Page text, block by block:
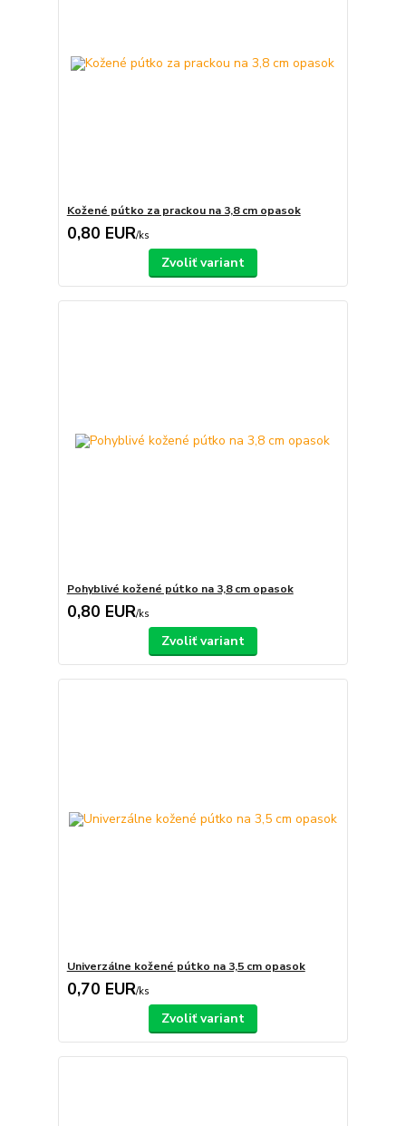
Kožené pútko za prackou na 3,8 cm opasok
0,80 EUR/ks
Zvoliť variant
Pohyblivé kožené pútko na 3,8 cm opasok
0,80 EUR/ks
Zvoliť variant
Univerzálne kožené pútko na 3,5 cm opasok
0,70 EUR/ks
Zvoliť variant